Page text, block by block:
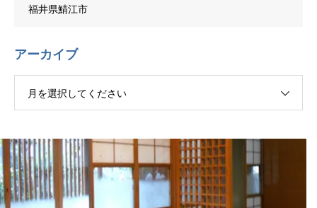
福井県鯖江市
アーカイブ
月を選択してください